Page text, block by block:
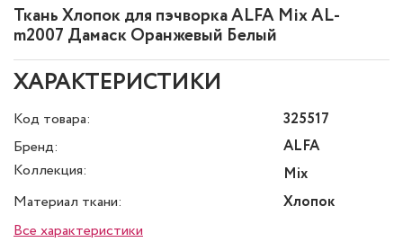
Ткань Хлопок для пэчворка ALFA Mix AL-
m2007 Дамаск Оранжевый Белый
ХАРАКТЕРИСТИКИ
Код товара:
325517
Бренд:
ALFA
Коллекция:
Mix
Материал ткани:
Хлопок
Все характеристики